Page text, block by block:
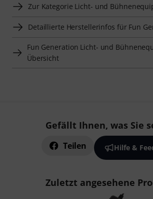
Zur Kategorie Licht- und
Detaillierte Herstellerinfos für Fun
Fun Generation Licht- und
Übersicht
Gefällt Ihnen, was Sie
Teilen Hilfe &
Zuletzt angesehene